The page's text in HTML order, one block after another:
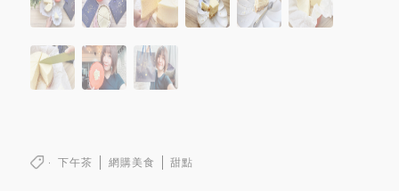
下午茶 網購美食 甜點